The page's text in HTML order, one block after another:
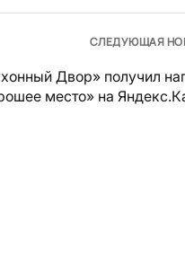
СЛЕДУЮЩАЯ
Двор» получил
место» на